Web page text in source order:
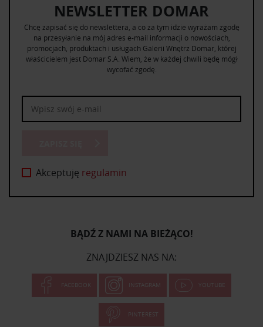
NEWSLETTER DOMAR
Chcę zapisać się do newslettera, a co za tym idzie wyrażam zgodę
na przesyłanie na mój adres e-mail informacji o nowościach,
promocjach, produktach i usługach Galerii Wnętrz Domar, której
właścicielem jest Domar S.A. Wiem, że w każdej chwili będę mógł
wycofać zgodę.
Akceptuję regulamin
BĄDŹ Z NAMI NA BIEŻĄCO!
ZNAJDZIESZ NAS NA:
FACEBOOK INSTAGRAM YOUTUBE
PINTEREST